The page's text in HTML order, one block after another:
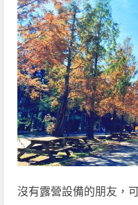
沒有露營設備的朋友，